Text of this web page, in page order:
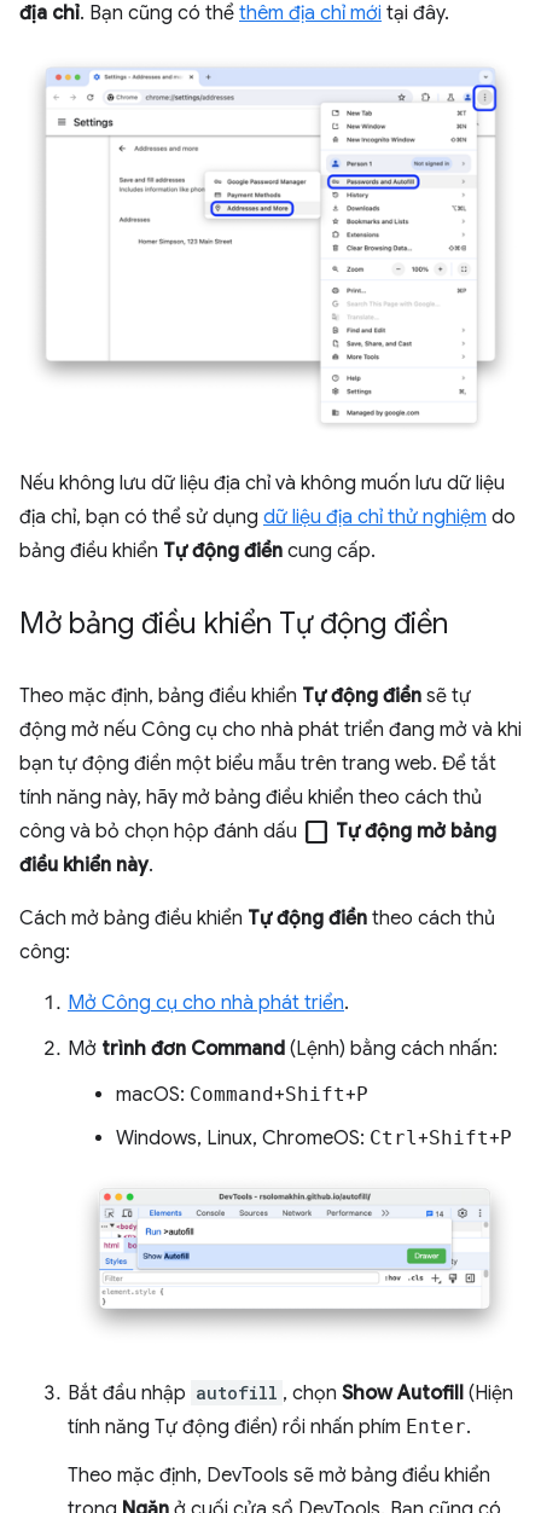
địa chỉ. Bạn cũng có thể thêm địa chỉ mới tại đây.
Nếu không lưu dữ liệu địa chỉ và không muốn lưu dữ liệu
địa chỉ, bạn có thể sử dụng dữ liệu địa chỉ thử nghiệm do
bảng điều khiển Tự động điền cung cấp.
Mở bảng điều khiển Tự động điền
Theo mặc định, bảng điều khiển Tự động điền sẽ tự
động mở nếu Công cụ cho nhà phát triển đang mở và khi
bạn tự động điền một biểu mẫu trên trang web. Để tắt
tính năng này, hãy mở bảng điều khiển theo cách thủ
công và bỏ chọn hộp đánh dấu check_box_outline_blank Tự động mở bảng
điều khiển này.
Cách mở bảng điều khiển Tự động điền theo cách thủ
công:
Mở Công cụ cho nhà phát triển.
Mở trình đơn Command (Lệnh) bằng cách nhấn:
macOS: Command+Shift+P
Windows, Linux, ChromeOS: Ctrl+Shift+P
Bắt đầu nhập autofill , chọn Show Autofill (Hiện
tính năng Tự động điền) rồi nhấn phím Enter.
Theo mặc định, DevTools sẽ mở bảng điều khiển